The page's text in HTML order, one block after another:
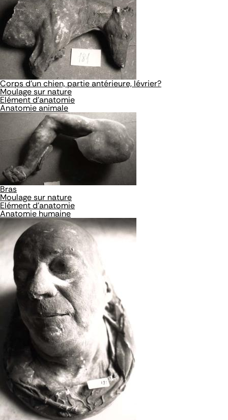
Corps d'un chien, partie antérieure, lévrier?
Moulage sur nature
Elément d'anatomie
Anatomie animale
Bras
Moulage sur nature
Elément d'anatomie
Anatomie humaine